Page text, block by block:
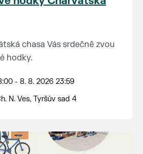
chasa Vás srdečně zvou
hodky.
máje
průvod pro stárky od
- 8. 8. 2026 23:59
N. Ves, Tyršův sad 4